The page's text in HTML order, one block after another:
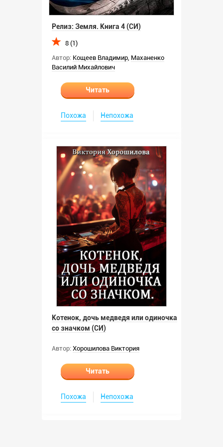
Релиз: Земля. Книга 4 (СИ)
8 (1)
Автор: Кощеев Владимир, Маханенко
Василий Михайлович
Читать
Похожа Непохожа
Котенок, дочь медведя или одиночка
со значком (СИ)
Автор: Хорошилова Виктория
Читать
Похожа Непохожа